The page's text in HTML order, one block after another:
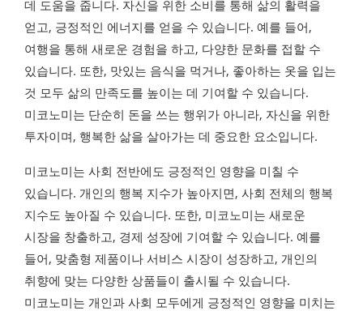
데 도움을 줍니다. 자신을 위한 소비를 통해 삶의 활력을
얻고, 긍정적인 에너지를 얻을 수 있습니다. 예를 들어,
여행을 통해 새로운 경험을 하고, 다양한 문화를 접할 수
있습니다. 또한, 맛있는 음식을 먹거나, 좋아하는 옷을 입는
것 모두 삶의 만족도를 높이는 데 기여할 수 있습니다.
미코노미는 단순히 돈을 쓰는 행위가 아니라, 자신을 위한
투자이며, 행복한 삶을 살아가는 데 중요한 요소입니다.
미코노미는 사회 전반에도 긍정적인 영향을 미칠 수
있습니다. 개인의 행복 지수가 높아지면, 사회 전체의 행복
지수도 높아질 수 있습니다. 또한, 미코노미는 새로운
시장을 창출하고, 경제 성장에 기여할 수 있습니다. 예를
들어, 맞춤형 제품이나 서비스 시장이 성장하고, 개인의
취향에 맞는 다양한 상품들이 출시될 수 있습니다.
미코노미는 개인과 사회 모두에게 긍정적인 영향을 미치는